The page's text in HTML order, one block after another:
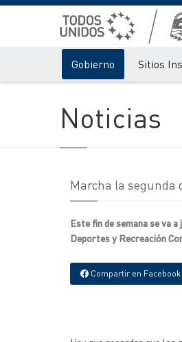
Gobierno Sitios
Noticias
Marcha la segunda
Este fin de semana se va
Deportes y Recreación
Compartir en Facebook